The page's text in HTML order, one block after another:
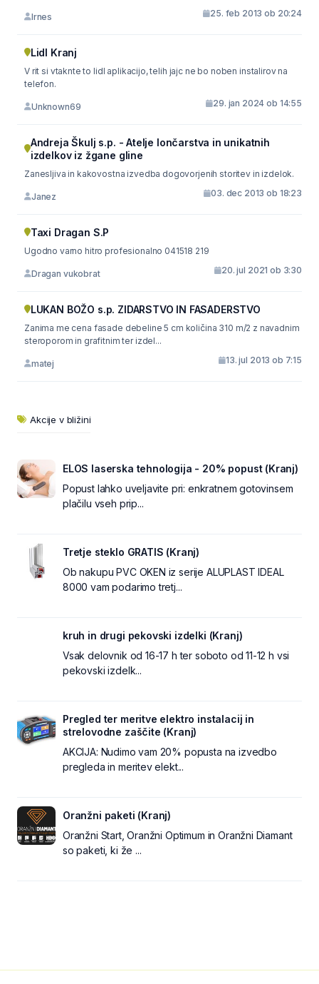
Irnes 25. feb 2013 ob 20:24
Lidl Kranj
V rit si vtaknte to lidl aplikacijo, telih jajc ne bo noben instalirov na
telefon.
Unknown69 29. jan 2024 ob 14:55
Andreja Škulj s.p. - Atelje lončarstva in unikatnih
izdelkov iz žgane gline
Zanesljiva in kakovostna izvedba dogovorjenih storitev in izdelok.
Janez 03. dec 2013 ob 18:23
Taxi Dragan S.P
Ugodno varno hitro profesionalno 041518 219
Dragan vukobrat 20. jul 2021 ob 3:30
LUKAN BOŽO s.p. ZIDARSTVO IN FASADERSTVO
Zanima me cena fasade debeline 5 cm količina 310 m/2 z navadnim
steroporom in grafitnim ter izdel...
matej 13. jul 2013 ob 7:15
Akcije v bližini
ELOS laserska tehnologija - 20% popust (Kranj)
Popust lahko uveljavite pri: enkratnem gotovinsem
plačilu vseh prip...
Tretje steklo GRATIS (Kranj)
Ob nakupu PVC OKEN iz serije ALUPLAST IDEAL
8000 vam podarimo tretj...
kruh in drugi pekovski izdelki (Kranj)
Vsak delovnik od 16-17 h ter soboto od 11-12 h vsi
pekovski izdelk...
Pregled ter meritve elektro instalacij in
strelovodne zaščite (Kranj)
AKCIJA: Nudimo vam 20% popusta na izvedbo
pregleda in meritev elekt...
Oranžni paketi (Kranj)
Oranžni Start, Oranžni Optimum in Oranžni Diamant
so paketi, ki že ...